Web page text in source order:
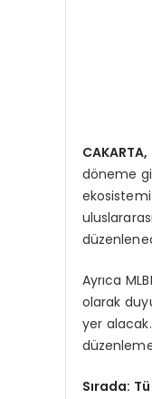
döneme
Ayrıca
olarak
yer
Sırada: